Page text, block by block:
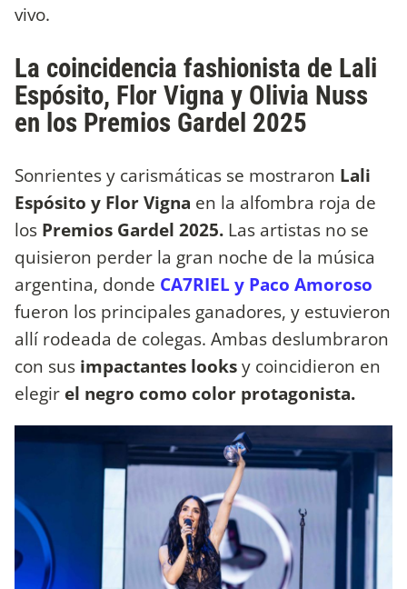
vivo.
La coincidencia fashionista de Lali
Espósito, Flor Vigna y Olivia Nuss
en los Premios Gardel 2025
Sonrientes y carismáticas se mostraron Lali
Espósito y Flor Vigna en la alfombra roja de
los Premios Gardel 2025. Las artistas no se
quisieron perder la gran noche de la música
argentina, donde CA7RIEL y Paco Amoroso
fueron los principales ganadores, y estuvieron
allí rodeada de colegas. Ambas deslumbraron
con sus impactantes looksy coincidieron en
elegir el negro como color protagonista.